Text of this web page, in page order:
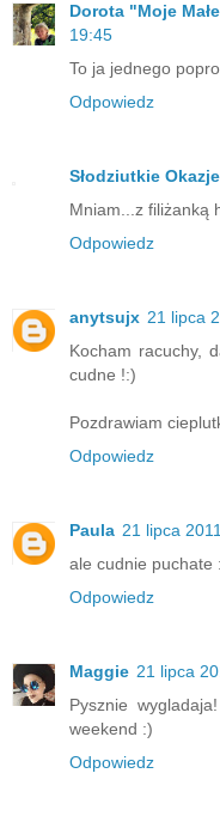
Dorota "Moje
19:45
To ja jednego
Odpowiedz
Słodziutkie Okazje
Mniam...z filiżanką
Odpowiedz
anytsujx 21 lipca
Kocham racuchy,
cudne !:)
Pozdrawiam
Odpowiedz
Paula 21 lipca
ale cudnie puchate
Odpowiedz
Maggie 21 lipca
Pysznie
weekend :)
Odpowiedz